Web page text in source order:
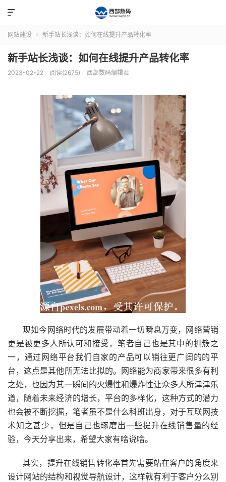

网站建设  新手站长浅谈：如何在线提升产品转化率
新手站长浅谈：如何在线提升产品转化率
2023-02-22 阅读(2675) 西部数码编辑君
现如今网络时代的发展带动着一切瞬息万变，网络营销
更是被更多人所认可和接受，笔者自己也是其中的拥簇之
一，通过网络平台我们自家的产品可以销往更广阔的的平
台，这点是其他所无法比拟的。网络能为商家带来很多有利
之处，也因为其一瞬间的火爆性和爆炸性让众多人所津津乐
道，随着未来经济的增长，平台的多样化，这种方式的潜力
也会被不断挖掘，笔者虽不是什么科班出身，对于互联网技
术知之甚少，但是自己也琢磨出一些提升在线销售量的经
验，今天分享出来，希望大家有啥说啥。
其实，提升在线销售转化率首先需要站在客户的角度来
设计网站的结构和视觉导航设计，这样就有利于客户分么别